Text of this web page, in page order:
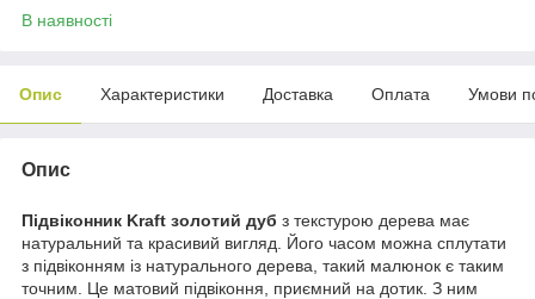
В наявності
Опис Характеристики Доставка Оплата Умови
Опис
Підвіконник Kraft золотий дуб з текстурою дерева має
натуральний та красивий вигляд. Його часом можна сплутати
з підвіконням із натурального дерева, такий малюнок є таким
точним. Це матовий підвіконня, приємний на дотик. З ним